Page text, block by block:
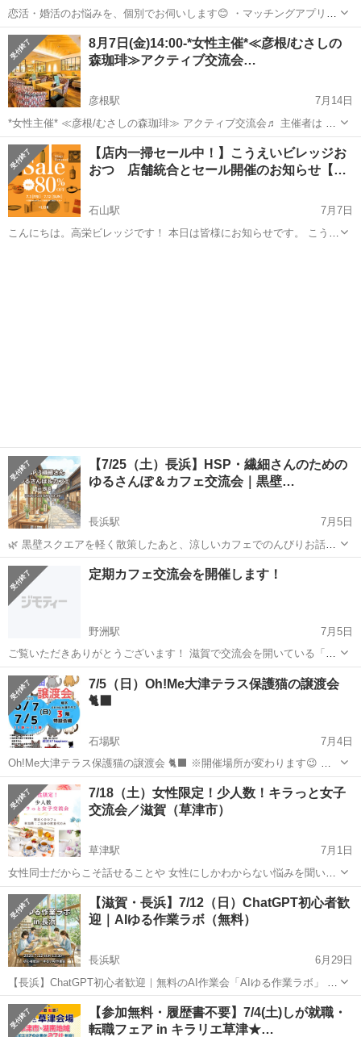
恋活・婚活のお悩みを、個別でお伺いします😊 ・マッチングアプリの
プロフィール添削 ・写真選び、服装や外見のアドバイス ・メッセー
ジ、LINEの添削 ・初デートや会話のアドバイス ・好きな人へのアプ
ローチ方法 ・交際中のお悩...
滋賀 大津市 膳所駅 その他 オンライン
8月7日(金)14:00-*女性主催*≪彦根/むさしの
森珈琲≫アクティブ交流会…
彦根駅
7月14日
*女性主催* ≪彦根/むさしの森珈琲≫ アクティブ交流会♬ 主催者は 女
性ですので 女性の方お一人様でも 安心してご参加頂けます♬ ※女子
会ではありませんので 男性の方のお申し込みも 大歓迎です！ ...
滋賀 彦根市 彦根駅 主催者
【店内一掃セール中！】こうえいビレッジお
おつ 店舗統合とセール開催のお知らせ【…
石山駅
7月7日
こんにちは。高栄ビレッジです！ 本日は皆様にお知らせです。 こうえ
【7/25（土）長浜】HSP・繊細さんのための
ゆるさんぽ＆カフェ交流会｜黒壁…
長浜駅
7月5日
🌿 黒壁スクエアを軽く散策したあと、涼しいカフェでのんびりお話し
する小さな会 こんにちは、HSPゆるさんぽ事務局のTAKASHIです。
考えすぎてしまうタイプのHSPです。 このおさんぽ会は、HSP・繊細
さんが...
滋賀 長浜駅 その他 HSP
定期カフェ交流会を開催します！
野洲駅
7月5日
ご覧いただきありがとうございます！ 滋賀で交流会を開いている「縁
川 -engawa-」の細川と申します 「滋賀っておしゃれなカフェ、多くな
い？」 ある日ふと思ったのがきっかけで、カフェ好きさんが集まって
ゆったりお茶...
滋賀 野洲市 野洲駅 60代
7/5（日）Oh!Me大津テラス保護猫の譲渡会
🐈‍⬛
石場駅
7月4日
Oh!Me大津テラス保護猫の譲渡会 🐈‍⬛ ※開催場所が変わります😉
４F→３Ｆ特設会場へ 室内の為雨でも開催します😊 お気軽にお越しく
ださい💕
滋賀 大津市 石場駅 その他
7/18（土）女性限定！少人数！キラっと女子
交流会／滋賀（草津市）
草津駅
7月1日
女性同士だからこそ話せることや 女性にしかわからない悩みを聞いて
ほしい！ 普段から仲良くなれるお友達が欲しい(*^-^*) そして女子力を
上げて楽しみたいって方なら どなたでも参加いただけます♪ 日時：7
月...
滋賀 草津市 草津駅 その他 スピ
【滋賀・長浜】7/12（日）ChatGPT初心者歓
迎｜AIゆる作業ラボ（無料）
長浜駅
6月29日
【長浜】ChatGPT初心者歓迎｜無料のAI作業会「AIゆる作業ラボ」 初
心者向け・基本操作を一緒に体験・成果物を1つ作る・スマホOK 2026
年7月12日（日） 13:30〜15:30 会場：ながはまさ...
滋賀 長浜市 長浜駅 その他 会場
【参加無料・履歴書不要】7/4(土)しが就職・
転職フェア in キラリエ草津★…